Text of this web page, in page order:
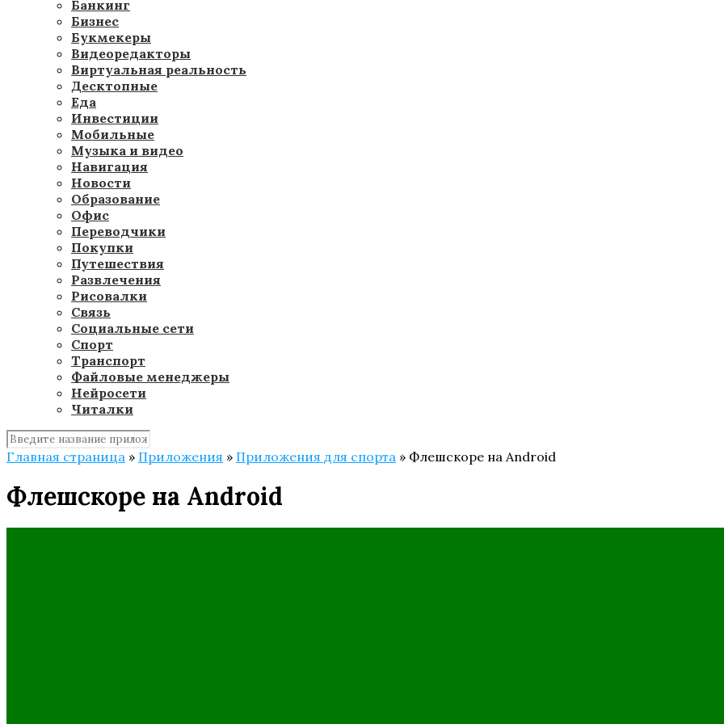
Банкинг
Бизнес
Букмекеры
Видеоредакторы
Виртуальная реальность
Десктопные
Еда
Инвестиции
Мобильные
Музыка и видео
Навигация
Новости
Образование
Офис
Переводчики
Покупки
Путешествия
Развлечения
Рисовалки
Связь
Социальные сети
Спорт
Транспорт
Файловые менеджеры
Нейросети
Читалки
Главная страница » Приложения » Приложения для спорта » Флешскоре на Android
Флешскоре на Android